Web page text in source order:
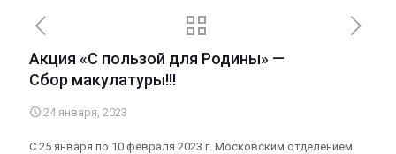
Акция «С пользой для Родины» —
Сбор макулатуры!!!
24 января, 2023
С 25 января по 10 февраля 2023 г. Московским отделением